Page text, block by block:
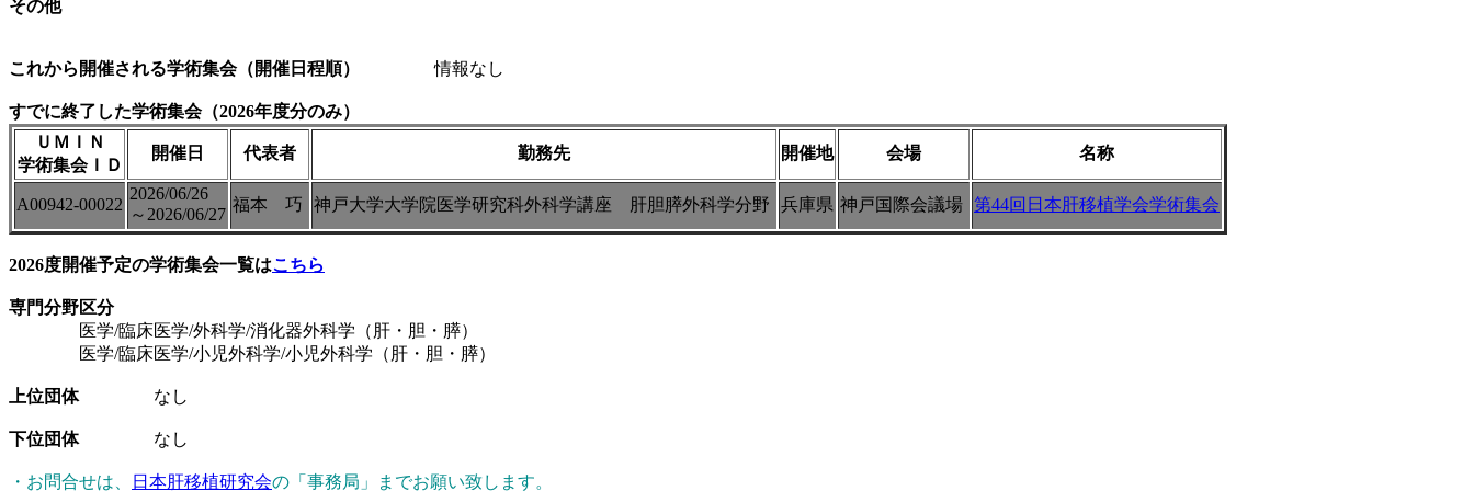
その他
これから開催される学術集会（開催日程順） 情報なし
すでに終了した学術集会（2026年度分のみ）
ＵＭＩＮ
学術集会ＩＤ
開催日 代表者 勤務先 開催地 会場 名称
A00942-00022
2026/06/26
～2026/06/27
福本 巧 神戸大学大学院医学研究科外科学講座 肝胆膵外科学分野 兵庫県 神戸国際会議場 第44回日本肝移植学会学術集会
2026度開催予定の学術集会一覧はこちら
専門分野区分
医学/臨床医学/外科学/消化器外科学（肝・胆・膵）
医学/臨床医学/小児外科学/小児外科学（肝・胆・膵）
上位団体なし
下位団体なし
・お問合せは、 日本肝移植研究会の「事務局」までお願い致します。